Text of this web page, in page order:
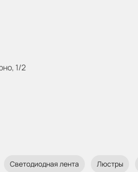
1/2
Светодиодная лента Люстры